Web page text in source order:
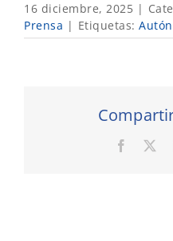
16 diciembre, 2025 |
Prensa | Etiquetas: